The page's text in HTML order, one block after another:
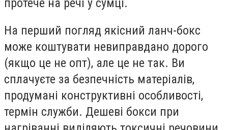
протече на речі у сумці.
На перший погляд якісний ланч-бокс
може коштувати невиправдано дорого
(якщо це не опт), але це не так. Ви
сплачуєте за безпечність матеріалів,
продумані конструктивні особливості,
термін служби. Дешеві бокси при